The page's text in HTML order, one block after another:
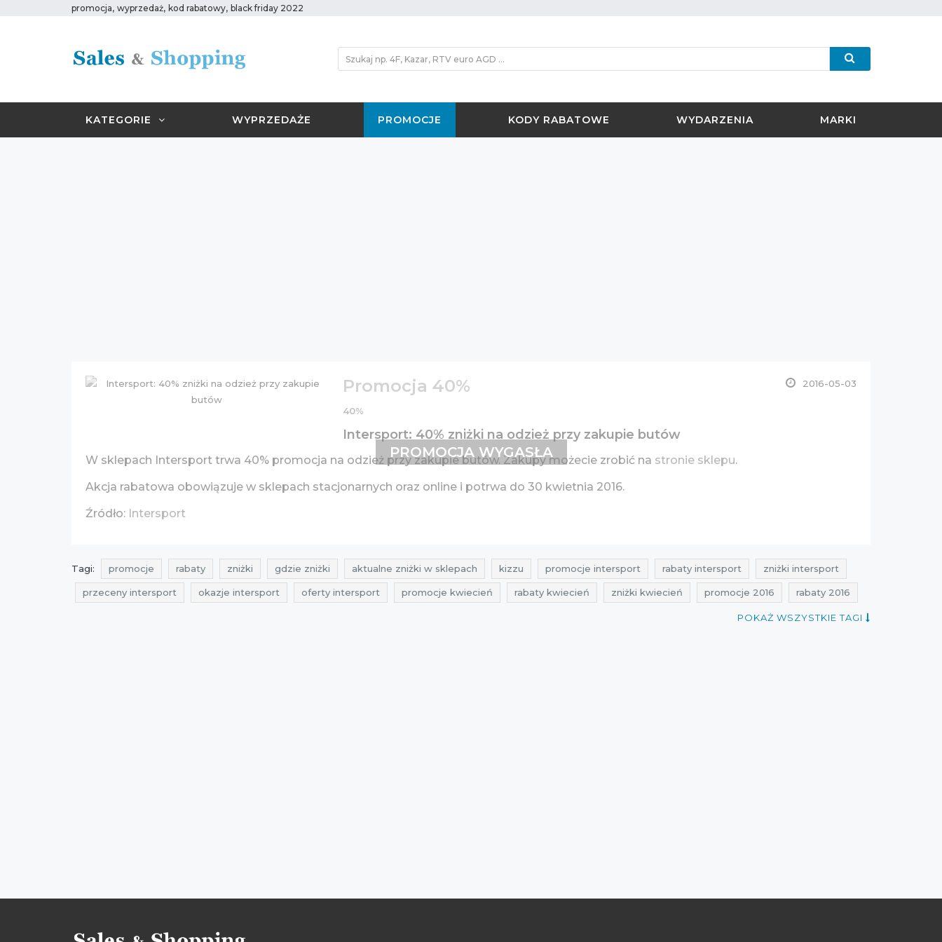
promocja, wyprzedaż, kod rabatowy, black friday 2022
KATEGORIE WYPRZEDAŻE PROMOCJE KODY RABATOWE WYDARZENIA MARKI
Promocja 40% 2016-05-03
40%
Intersport: 40% zniżki na odzież przy zakupie butów
W sklepach Intersport trwa 40% promocja na odzież przy zakupie butów. Zakupy możecie zrobić na stronie sklepu.
Akcja rabatowa obowiązuje w sklepach stacjonarnych oraz online i potrwa do 30 kwietnia 2016.
Źródło: Intersport
PROMOCJA WYGASŁA
Tagi: promocje rabaty zniżki gdzie zniżki aktualne zniżki w sklepach kizzu promocje intersport rabaty intersport zniżki intersport
przeceny intersport okazje intersport oferty intersport promocje kwiecień rabaty kwiecień zniżki kwiecień promocje 2016 rabaty 2016
POKAŻ WSZYSTKIE TAGI